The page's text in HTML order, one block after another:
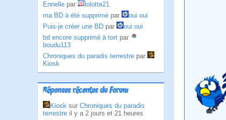
Ennelle par
lolotte21
ma BD à été supprimé par
oui oui
Puis-je créer une BD par
oui oui
bd encore supprimé à tort par
boudu113
Chroniques du paradis terrestre par
Kiosk
Réponses récentes du Forum
Kiosk sur Chroniques du paradis
terrestre il y a 2 jours et 21 heures